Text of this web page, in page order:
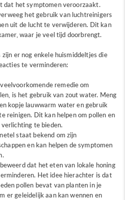
dat het symptomen veroorzaakt.
het gebruik van luchtreinigers
uit de lucht te verwijderen. Dit kan
waar je veel tijd doorbrengt.
er nog enkele huismiddeltjes die
te verminderen:
remedie om
is het gebruik van zout water. Meng
kopje lauwwarm water en gebruik
reinigen. Dit kan helpen om pollen en
te bieden.
staat bekend om zijn
en kan helpen de symptomen
dat het eten van lokale honing
Het idee hierachter is dat
pollen bevat van planten in je
er geleidelijk aan kan wennen en